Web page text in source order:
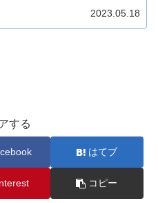
2023.05.18
する
はてブ
コピー